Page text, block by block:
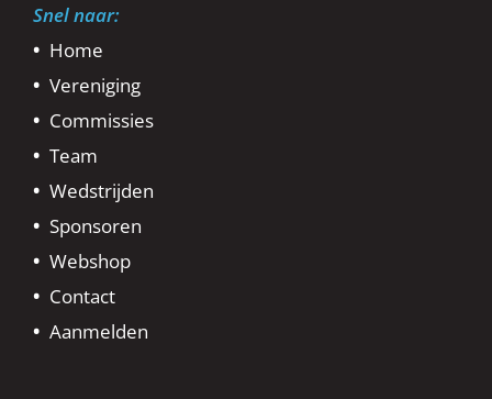
Snel naar:
Home
Vereniging
Commissies
Team
Wedstrijden
Sponsoren
Webshop
Contact
Aanmelden